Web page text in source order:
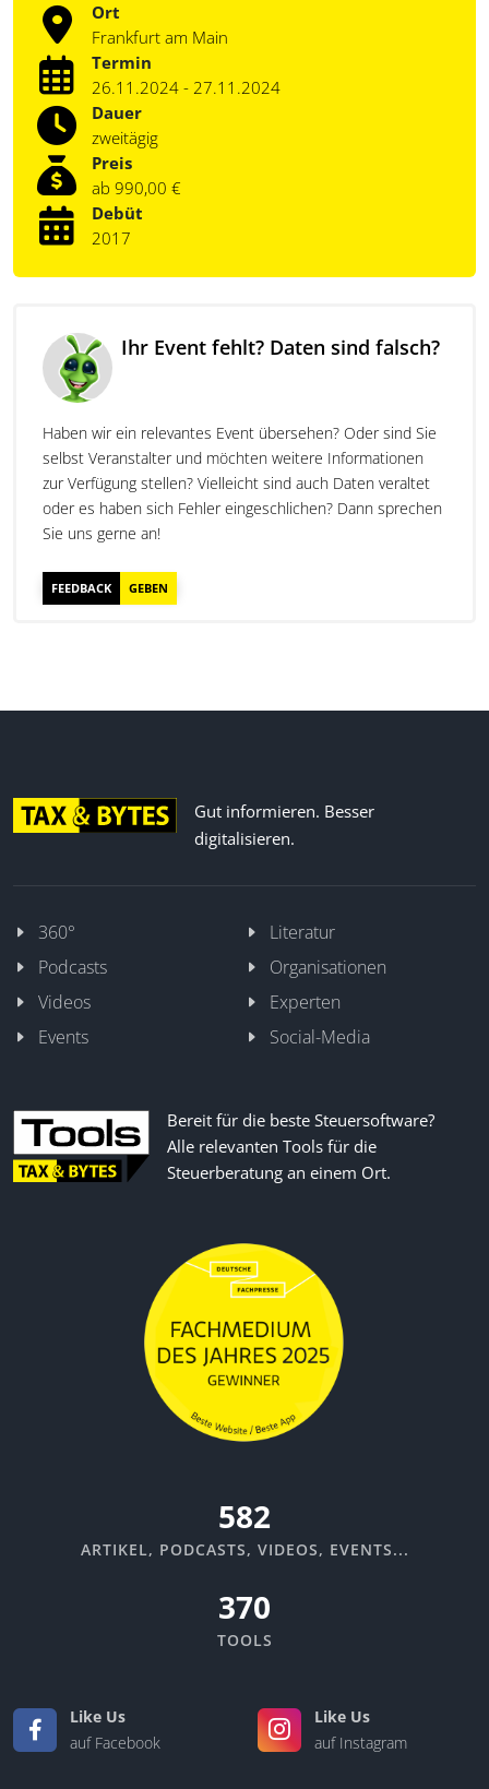
Ort
Frankfurt am Main
Termin
26.11.2024 - 27.11.2024
Dauer
zweitägig
Preis
ab 990,00 €
Debüt
2017
Ihr Event fehlt? Daten sind falsch?
Haben wir ein relevantes Event übersehen? Oder sind Sie
selbst Veranstalter und möchten weitere Informationen
zur Verfügung stellen? Vielleicht sind auch Daten veraltet
oder es haben sich Fehler eingeschlichen? Dann sprechen
Sie uns gerne an!
FEEDBACK GEBEN
Gut informieren. Besser
digitalisieren.
360°
Literatur
Podcasts
Organisationen
Videos
Experten
Events
Social-Media
Bereit für die beste Steuersoftware?
Alle relevanten Tools für die
Steuerberatung an einem Ort.
670
ARTIKEL, PODCASTS, VIDEOS, EVENTS...
370
TOOLS
Like Us
auf Facebook
Like Us
auf Instagram